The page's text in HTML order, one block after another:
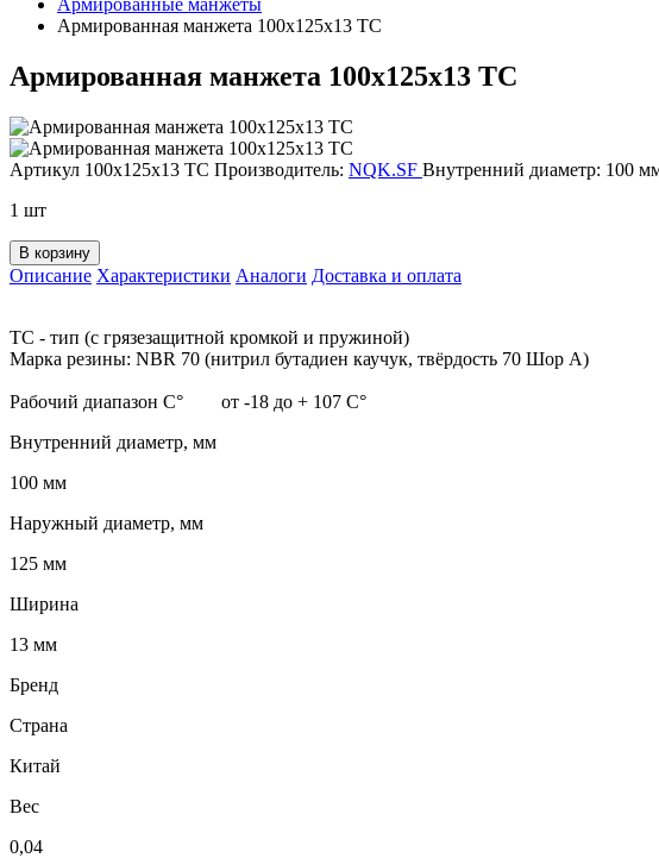
Армированные манжеты
Армированная манжета 100х125х13 TC
Армированная манжета 100х125х13 TC
Артикул 100х125х13 TC Производитель: NQK.SF Внутренний диаметр: 100
1 шт
В корзину
Описание Характеристики Аналоги Доставка и оплата
TC - тип (с грязезащитной кромкой и пружиной)
Марка резины: NBR 70 (нитрил бутадиен каучук, твёрдость 70 Шор А)
Рабочий диапазон C° от -18 до + 107 C°
Внутренний диаметр, мм
100 мм
Наружный диаметр, мм
125 мм
Ширина
13 мм
Бренд
Страна
Китай
Вес
0,04